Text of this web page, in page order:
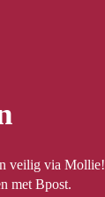
veilig via Mollie!
met Bpost.